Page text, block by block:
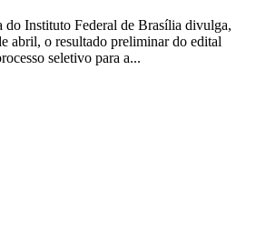
do Instituto Federal de Brasília divulga,
abril, o resultado preliminar do edital
seletivo para a...